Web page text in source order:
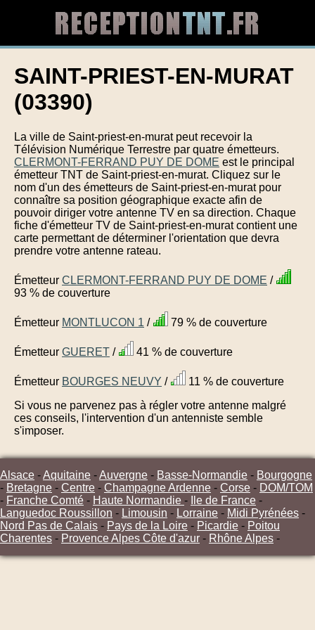
SAINT-PRIEST-EN-MURAT
(03390)
La ville de Saint-priest-en-murat peut recevoir la
Télévision Numérique Terrestre par quatre émetteurs.
CLERMONT-FERRAND PUY DE DOME est le principal
émetteur TNT de Saint-priest-en-murat. Cliquez sur le
nom d'un des émetteurs de Saint-priest-en-murat pour
connaître sa position géographique exacte afin de
pouvoir diriger votre antenne TV en sa direction. Chaque
fiche d'émetteur TV de Saint-priest-en-murat contient une
carte permettant de déterminer l'orientation que devra
prendre votre antenne rateau.
Émetteur CLERMONT-FERRAND PUY DE DOME /
93 % de couverture
Émetteur MONTLUCON 1 / 79 % de couverture
Émetteur GUERET / 41 % de couverture
Émetteur BOURGES NEUVY /
11 % de couverture
Si vous ne parvenez pas à régler votre antenne malgré
ces conseils, l'intervention d'un antenniste semble
s'imposer.
Alsace -Aquitaine -Auvergne - Basse-Normandie - Bourgogne
- Bretagne - Centre - Champagne Ardenne - Corse - DOM/TOM
- Franche Comté - Haute Normandie - Ile de France -
Languedoc Roussillon - Limousin - Lorraine - Midi Pyrénées -
Nord Pas de Calais - Pays de la Loire - Picardie - Poitou
Charentes - Provence Alpes Côte d'azur - Rhône Alpes -